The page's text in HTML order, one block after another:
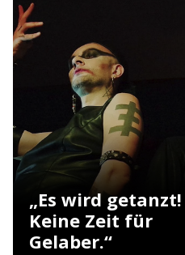
„Es wird getanzt!
Keine Zeit für
Gelaber.“